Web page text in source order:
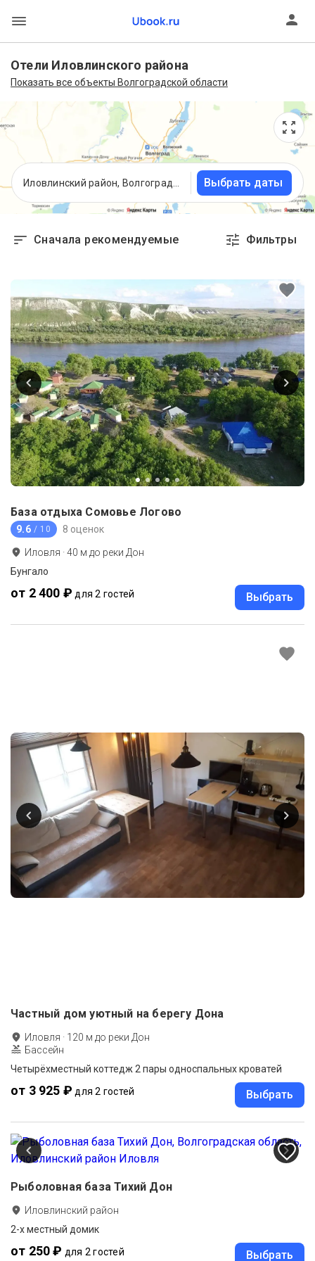
Отели Иловлинского района
Показать все объекты Волгоградской области
Выбрать даты
Сначала рекомендуемые Фильтры
База отдыха Сомовье Логово
9.6 / 10 8 оценок
Иловля ·40 м до реки Дон
Бунгало
от 2 400 ₽ для 2 гостей Выбрать
Частный дом уютный на берегу Дона
Иловля · 120 м до реки Дон
Бассейн
Четырёхместный коттедж 2 пары односпальных кроватей
от 3 925 ₽ для 2 гостей Выбрать
Рыболовная база Тихий Дон
Иловлинский район
2-х местный домик
от 250 ₽ для 2 гостей Выбрать